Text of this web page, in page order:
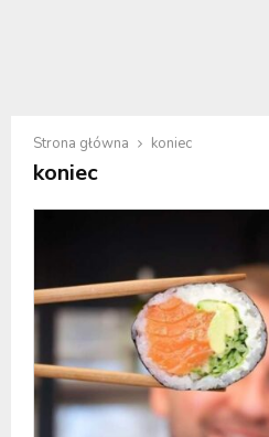
Strona główna koniec
koniec